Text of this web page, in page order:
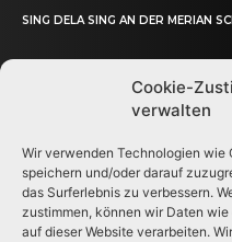
Cookie-
verwalten
Wir verwenden Technologien wie
speichern und/oder darauf
das Surferlebnis zu verbessern.
zustimmen, können wir Daten
auf dieser Website verarbeiten.
SING DELA SING AN DER MERIAN
Deine crossmediale